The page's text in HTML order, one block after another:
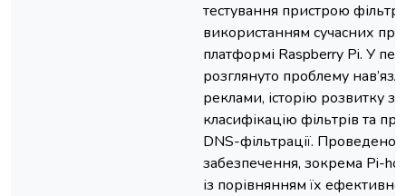
тестування пристрою
використанням сучасних
платформі Raspberry Pi. У
розглянуто проблему
реклами, історію розвитку
класифікацію фільтрів та
DNS-фільтрації. Проведено
забезпечення, зокрема Pi-
із порівнянням їх